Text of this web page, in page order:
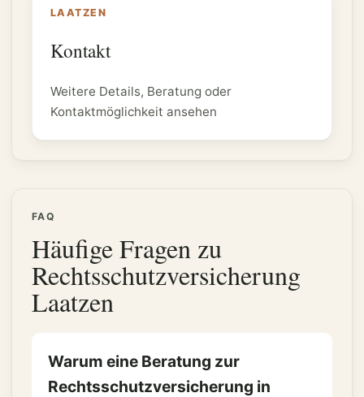
LAATZEN
Kontakt
Weitere Details, Beratung oder
Kontaktmöglichkeit ansehen
FAQ
Häufige Fragen zu
Rechtsschutzversicherung
Laatzen
Warum eine Beratung zur
Rechtsschutzversicherung in